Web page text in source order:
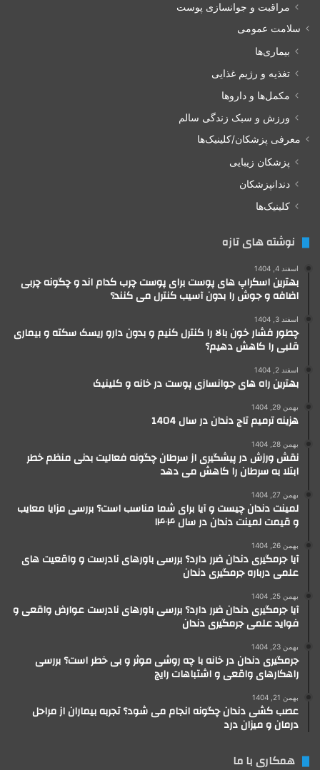
مراقبت و جوانسازی پوست
سلامت عمومی
بیماری‌ها
تغذیه و رژیم غذایی
مکمل‌ها و داروها
ورزش و سبک زندگی سالم
معرفی پزشکان/کلینیک‌ها
پزشکان زیبایی
دندانپزشکان
کلینیک‌ها
نوشته های تازه
اسفند 4, 1404
بهترین اسکراپ های پوست برای پوست چرب کدام اند و چگونه چربی
اضافه و جوش را بدون آسیب کنترل می کنند؟
اسفند 3, 1404
چطور فشار خون بالا را کنترل کنیم و بدون دارو ریسک سکته و بیماری
قلبی را کاهش دهیم؟
اسفند 2, 1404
بهترین راه های جوانسازی پوست در خانه و کلینیک
بهمن 29, 1404
هزینه ترمیم تاج دندان در سال 1404
بهمن 28, 1404
نقش ورزش در پیشگیری از سرطان چگونه فعالیت بدنی منظم خطر
ابتلا به سرطان را کاهش می دهد
بهمن 27, 1404
لمینت دندان چیست و آیا برای شما مناسب است؟ بررسی مزایا معایب
و قیمت لمینت دندان در سال ۱۴۰۴
بهمن 26, 1404
آیا جرمگیری دندان ضرر دارد؟ بررسی باورهای نادرست و واقعیت های
علمی درباره جرمگیری دندان
بهمن 25, 1404
آیا جرمگیری دندان ضرر دارد؟ بررسی باورهای نادرست عوارض واقعی و
فواید علمی جرمگیری دندان
بهمن 23, 1404
جرمگیری دندان در خانه با چه روشی موثر و بی خطر است؟ بررسی
راهکارهای واقعی و اشتباهات رایج
بهمن 21, 1404
عصب کشی دندان چگونه انجام می شود؟ تجربه بیماران از مراحل
درمان و میزان درد
همکاری با ما